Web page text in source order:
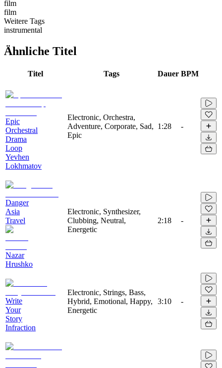
film
film
Weitere Tags
instrumental
Ähnliche Titel
Titel Tags Dauer BPM
Epic
Orchestral
Drama
Loop
Yevhen
Lokhmatov
Electronic, Orchestra,
Adventure, Corporate, Sad,
Epic
1:28 -
Danger
Asia
Travel
Nazar
Hrushko
Electronic, Synthesizer,
Clubbing, Neutral,
Energetic
2:18 -
Write
Your
Story
Infraction
Electronic, Strings, Bass,
Hybrid, Emotional, Happy,
Energetic
3:10 -